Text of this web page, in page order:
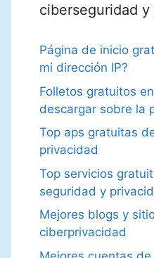
ciberseguridad y
Página de inicio
mi dirección IP?
Folletos gratuitos
descargar sobre la
Top aps gratuitas
privacidad
Top servicios
seguridad y
Mejores blogs y
ciberprivacidad